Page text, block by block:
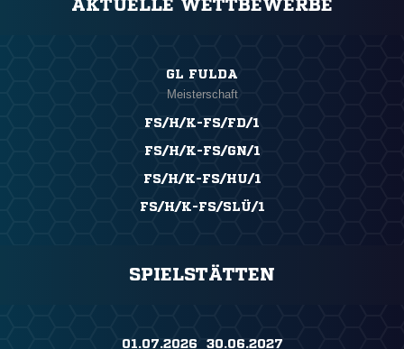
AKTUELLE WETTBEWERBE
GL FULDA
Meisterschaft
FS/H/K-FS/FD/1
FS/H/K-FS/GN/1
FS/H/K-FS/HU/1
FS/H/K-FS/SLÜ/1
SPIELSTÄTTEN
01.07.2026 ​ 30.06.2027